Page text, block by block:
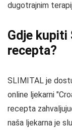
dugotrajnim
Gdje kupiti
recepta?
SLIMITAL je
online ljekarni
recepta
naša ljekarna je